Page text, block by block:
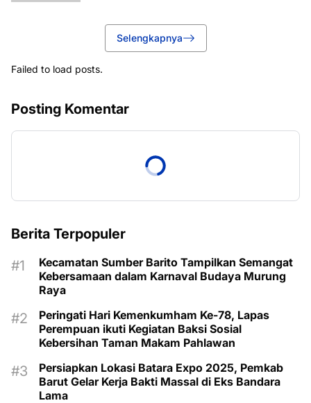
Selengkapnya
Failed to load posts.
Posting Komentar
Berita Terpopuler
Kecamatan Sumber Barito Tampilkan Semangat
Kebersamaan dalam Karnaval Budaya Murung
Raya
Peringati Hari Kemenkumham Ke-78, Lapas
Perempuan ikuti Kegiatan Baksi Sosial
Kebersihan Taman Makam Pahlawan
Persiapkan Lokasi Batara Expo 2025, Pemkab
Barut Gelar Kerja Bakti Massal di Eks Bandara
Lama